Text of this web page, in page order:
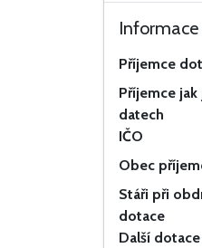
Příjemce
Příjemce jak
datech
IČO
Obec
Stáři při
dotace
Další